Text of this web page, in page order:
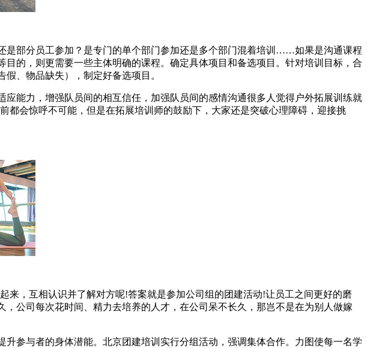
是部分员工参加？是专门的单个部门参加还是多个部门混着培训……如果是沟通课程
的，则更需要一些主体明确的课程。确定具体项目和备选项目。针对培训目标，合
、物品缺失），制定好备选项目。
能力，增强队员间的相互信任，加强队员间的感情沟通很多人觉得户外拓展训练就
都会惊呼不可能，但是在拓展培训师的鼓励下，大家还是突破心理障碍，迎接挑
，互相认识并了解对方呢!答案就是参加公司组的团建活动!让员工之间更好的磨
公司每次花时间、精力去培养的人才，在公司呆不长久，那岂不是在为别人做嫁
参与者的身体潜能。北京团建培训实行分组活动，强调集体合作。力图使每一名学